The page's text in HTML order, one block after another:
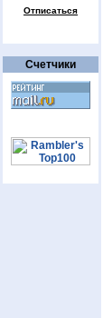
Отписаться
Счетчики